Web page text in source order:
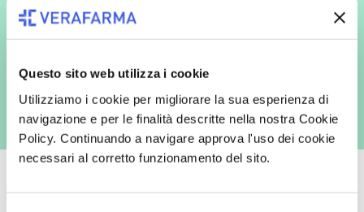
Questo sito web utilizza i cookie
Utilizziamo i cookie per migliorare la sua esperienza di
navigazione e per le finalità descritte nella nostra Cookie
Policy. Continuando a navigare approva l'uso dei cookie
necessari al corretto funzionamento del sito.
espressamente al trattamento dei miei dati personali per finalità
commerciali da parte di Verafarma, tra cui invio di comunicazioni
marketing (con modalità telematiche - quali ad es. newsletter ed e-mail